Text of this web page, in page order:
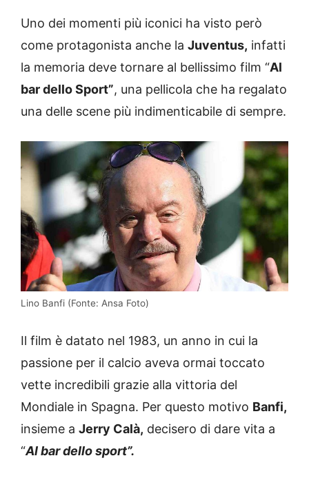
Uno dei momenti più iconici ha visto però
come protagonista anche la Juventus, infatti
la memoria deve tornare al bellissimo film “Al
bar dello Sport”, una pellicola che ha regalato
una delle scene più indimenticabile di sempre.
Lino Banfi (Fonte: Ansa Foto)
Il film è datato nel 1983, un anno in cui la
passione per il calcio aveva ormai toccato
vette incredibili grazie alla vittoria del
Mondiale in Spagna. Per questo motivo Banfi,
insieme a Jerry Calà, decisero di dare vita a
“Al bar dello sport”.